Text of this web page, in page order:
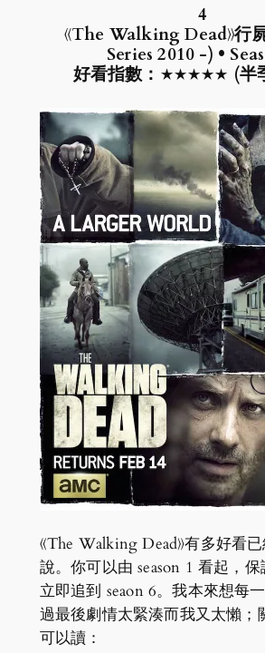
4
《The Walking Dead》行
Series 2010 -) •
好看指數：★★★★★ (半
《The Walking Dead》有多好看
說。你可以由 season 1 看起，
立即追到 seaon 6。我本來想每
過最後劇情太緊湊而我又太懶
可以讀：